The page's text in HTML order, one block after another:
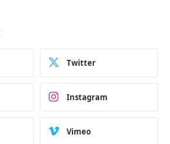
Twitter
Instagram
Vimeo